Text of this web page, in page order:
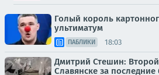
Голый король
ультиматум
ПАБЛИКИ 18:03
Дмитрий Стешин:
Славянске за последние